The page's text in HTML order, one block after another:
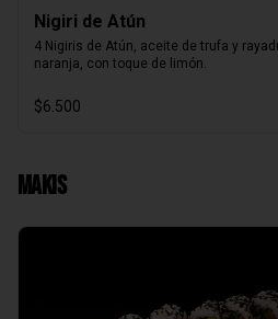
Nigiri de Atún
4 Nigiris de Atún, aceite de trufa y
naranja, con toque de limón.
$6.500
Makis